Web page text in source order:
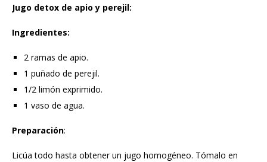
Jugo detox de apio y perejil:
Ingredientes:
2 ramas de apio.
1 puñado de perejil.
1/2 limón exprimido.
1 vaso de agua.
Preparación:
Licúa todo hasta obtener un jugo homogéneo. Tómalo en